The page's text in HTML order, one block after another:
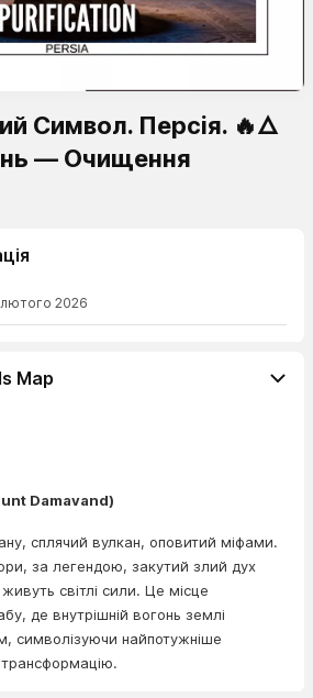
Символ. Персія. 🔥🜂
— Очищення
2026
Map
Damavand)
сплячий вулкан, оповитий міфами.
за легендою, закутий злий дух
світлі сили. Це місце
де внутрішній вогонь землі
символізуючи найпотужніше